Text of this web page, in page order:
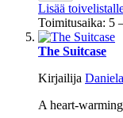
Lisää
Toimitusaika: 5
The Suitcase
Kirjailija
A heart-